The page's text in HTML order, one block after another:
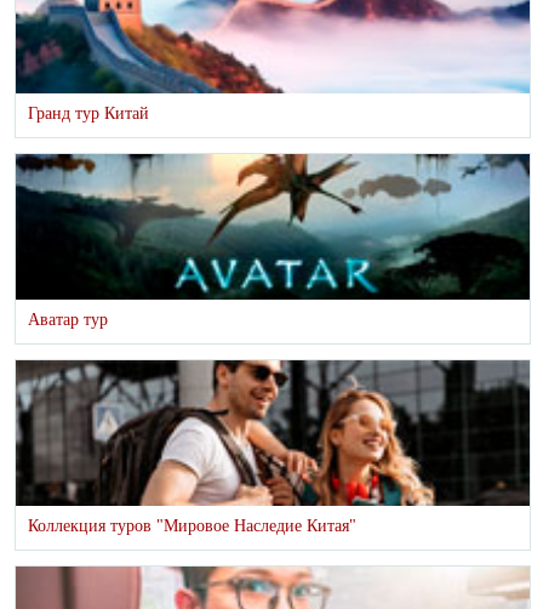
Гранд тур Китай
Аватар тур
Коллекция туров "Мировое Наследие Китая"